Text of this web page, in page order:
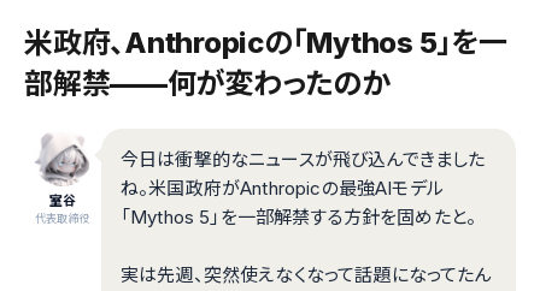
米政府、Anthropicの「Mythos 5」を一
部解禁——何が変わったのか
室谷
代表取締役
今日は衝撃的なニュースが飛び込んできました
ね。米国政府がAnthropicの最強AIモデル
「Mythos 5」を一部解禁する方針を固めたと。
実は先週、突然使えなくなって話題になってたん